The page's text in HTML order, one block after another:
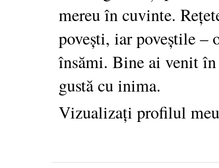
mereu în cuvinte.
povești, iar poveștile –
însămi. Bine ai venit
gustă cu inima.
Vizualizați profilul